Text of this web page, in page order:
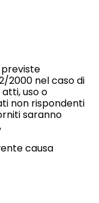
previste
2000 nel caso di
uso o
non rispondenti
saranno
causa